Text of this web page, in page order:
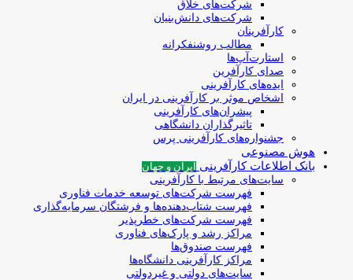
شرکت‌های خلاق
شرکت‌های دانش‌بنیان
کارآفرینان
مطالب روشنفکرانه
استارت‌آپ‌ها
صدای کارآفرین
ایده‌های کارآفرینی
اشخاص موثر بر کارآفرینی در ایران
پیشران‌های کارآفرینی
تاثیرگذاران دانشگاهی
جشنواره‌های کارآفرینی‌ پرس
هوش مصنوعی
بانک اطلاعات کارآفرینی
ایران و جهان
سایت‌های مرتبط با کارآفرینی
فهرست شرکت‌های‌‌ توسعه‌ خدمات فناوری
فهرست شتاب‌دهنده‌ها‌ و فرشتگان‌ سرمایه‌گذاری
فهرست شرکت‌های خطرپذیر
مراکز رشد و پارک‌های فناوری
فهرست صندوق‌ها
مراکز کارآفرینی دانشگاه‌ها
سایت‌های دولتی و غیردولتی